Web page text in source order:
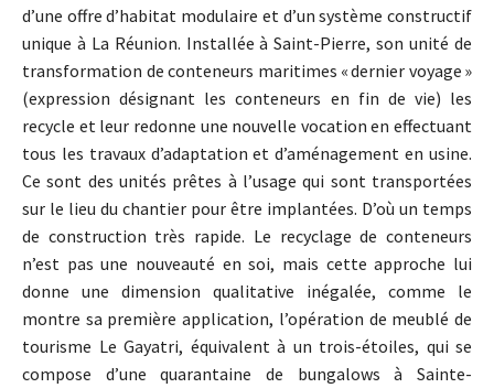
d’une offre d’habitat modulaire et d’un système constructif
unique à La Réunion. Installée à Saint-Pierre, son unité de
transformation de conteneurs maritimes « dernier voyage »
(expression désignant les conteneurs en fin de vie) les
recycle et leur redonne une nouvelle vocation en effectuant
tous les travaux d’adaptation et d’aménagement en usine.
Ce sont des unités prêtes à l’usage qui sont transportées
sur le lieu du chantier pour être implantées. D’où un temps
de construction très rapide. Le recyclage de conteneurs
n’est pas une nouveauté en soi, mais cette approche lui
donne une dimension qualitative inégalée, comme le
montre sa première application, l’opération de meublé de
tourisme Le Gayatri, équivalent à un trois-étoiles, qui se
compose d’une quarantaine de bungalows à Sainte-